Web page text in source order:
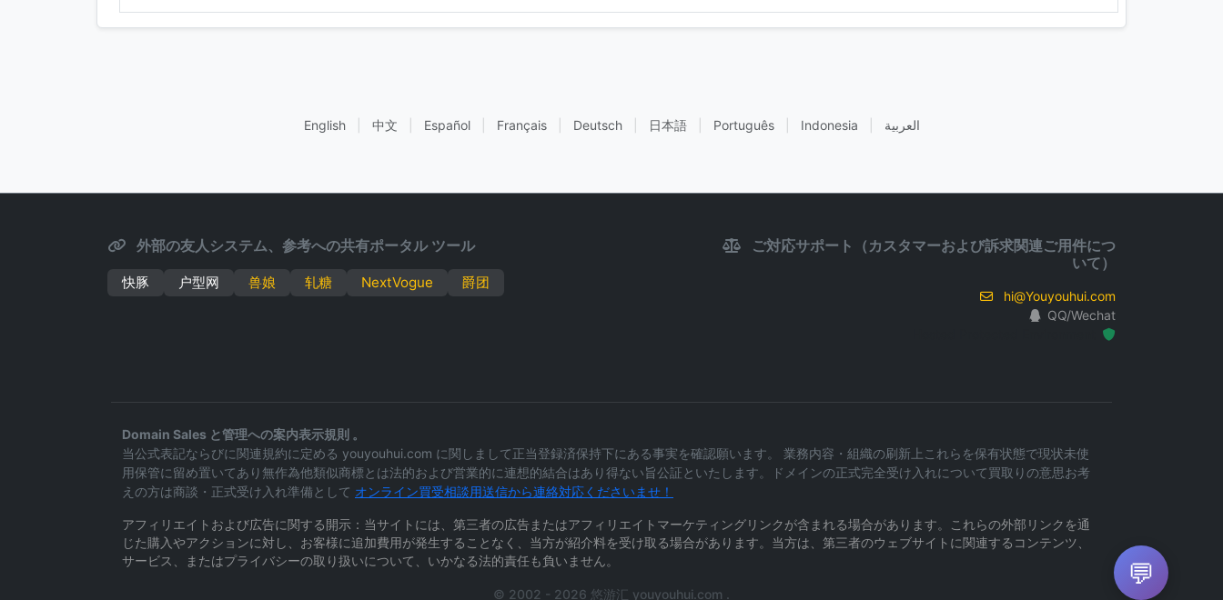
English 中文 Español Français Deutsch 日本語 Português Indonesia العربية
外部の友人システム、参考への共有ポータル ツール
快豚 户型网 兽娘 轧糖 NextVogue 爵团
ご対応サポート（カスタマーおよび訴求関連ご用件につ
いて）
hi@Youyouhui.com
QQ/Wechat
Domain Sales と管理への案内表示規則 。
当公式表記ならびに関連規約に定める youyouhui.com に関しまして正当登録済保持下にある事実を確認願います。 業務内容・組織の刷新上これらを保有状態で現状未使
用保管に留め置いてあり無作為他類似商標とは法的および営業的に連想的結合はあり得ない旨公証といたします。ドメインの正式完全受け入れについて買取りの意思お考
えの方は商談・正式受け入れ準備として オンライン買受相談用送信から連絡対応くださいませ！
アフィリエイトおよび広告に関する開示：当サイトには、第三者の広告またはアフィリエイトマーケティングリンクが含まれる場合があります。これらの外部リンクを通
じた購入やアクションに対し、お客様に追加費用が発生することなく、当方が紹介料を受け取る場合があります。当方は、第三者のウェブサイトに関連するコンテンツ、
サービス、またはプライバシーの取り扱いについて、いかなる法的責任も負いません。
© 2002 - 2026 悠游汇 youyouhui.com .
💬